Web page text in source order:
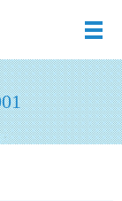
メ